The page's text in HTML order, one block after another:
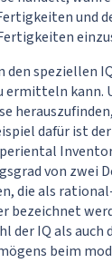
und
den speziellen
kann.
dafür ist
von zwei
die als
bezeichnet
der IQ als auch
beim